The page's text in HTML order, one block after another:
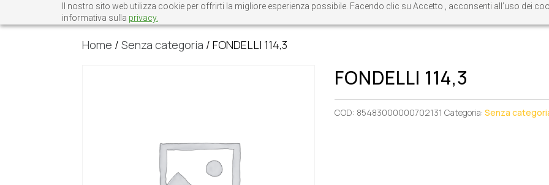
Il nostro sito web utilizza cookie per offrirti la migliore esperienza possibile. Facendo clic su Accetto , acconsenti all’uso dei
informativa sulla privacy.
Home /Senza categoria / FONDELLI 114,3
FONDELLI 114,3
COD: 85483000000702131 Categoria:Senza